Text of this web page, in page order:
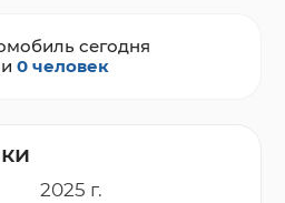
2025 г.
сегодня
0 человек